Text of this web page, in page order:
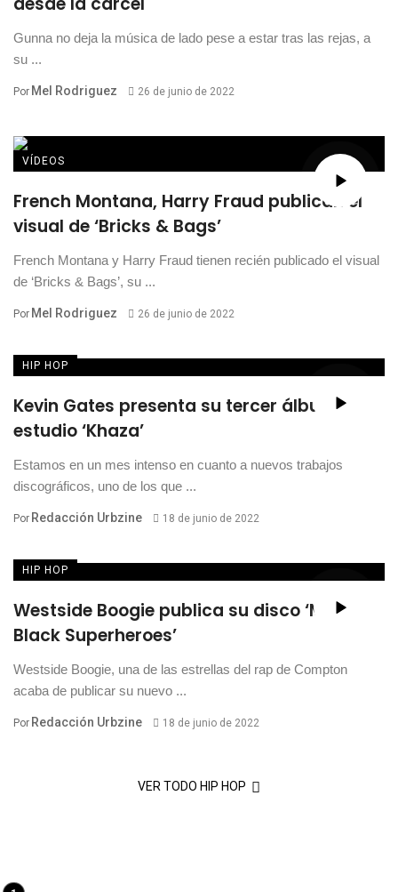
Gunna no deja la música de lado pese a estar tras las rejas, a
su ...
Por Mel Rodriguez 26 de junio de 2022
VÍDEOS
French Montana, Harry Fraud publican el
visual de ‘Bricks & Bags’
French Montana y Harry Fraud tienen recién publicado el visual
de ‘Bricks & Bags’, su ...
Por Mel Rodriguez 26 de junio de 2022
HIP HOP
Kevin Gates presenta su tercer álbum de
estudio ‘Khaza’
Estamos en un mes intenso en cuanto a nuevos trabajos
discográficos, uno de los que ...
Por Redacción Urbzine 18 de junio de 2022
HIP HOP
Westside Boogie publica su disco ‘More
Black Superheroes’
Westside Boogie, una de las estrellas del rap de Compton
acaba de publicar su nuevo ...
Por Redacción Urbzine 18 de junio de 2022
VER TODO HIP HOP